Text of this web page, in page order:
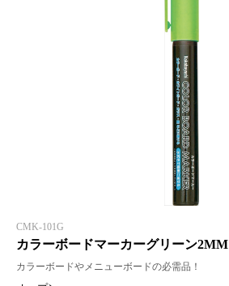
CMK-101G
カラーボードマーカーグリーン2MM
カラーボードやメニューボードの必需品！